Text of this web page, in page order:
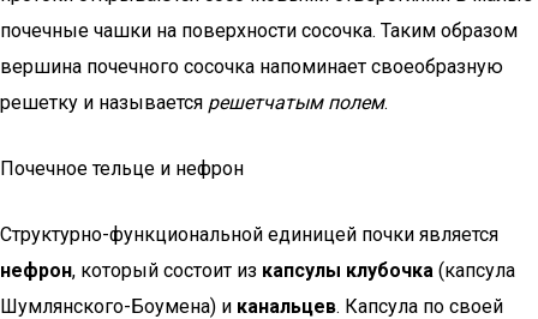
почечные чашки на поверхности сосочка. Таким образом
вершина почечного сосочка напоминает своеобразную
решетку и называется решетчатым полем.
Почечное тельце и нефрон
Структурно-функциональной единицей почки является
нефрон, который состоит из капсулы клубочка (капсула
Шумлянского-Боумена) и канальцев. Капсула по своей